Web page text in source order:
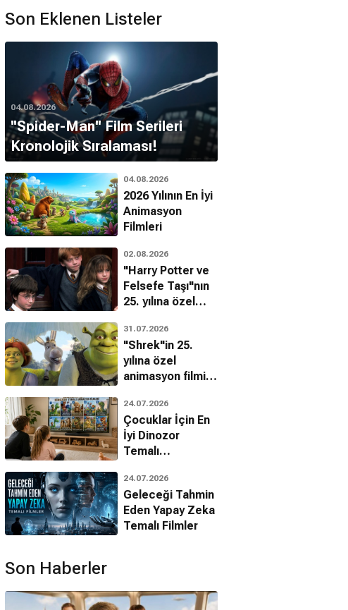
Son Eklenen Listeler
04.08.2026
''Spider-Man'' Film Serileri
Kronolojik Sıralaması!
04.08.2026
2026 Yılının En İyi
Animasyon
Filmleri
02.08.2026
"Harry Potter ve
Felsefe Taşı"nın
25. yılına özel
bilinmeyenleri!
31.07.2026
"Shrek"in 25.
yılına özel
animasyon filmin
24.07.2026
Çocuklar İçin En
İyi Dinozor
Temalı
Filmleri
24.07.2026
Geleceği Tahmin
Eden Yapay Zeka
Temalı Filmler
Son Haberler